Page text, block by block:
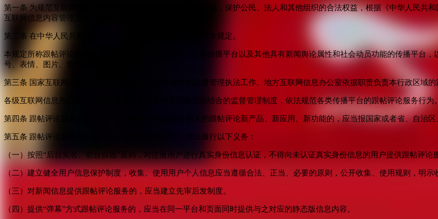
第一条 为规范互联网跟帖评论服务，维护国家安全和公共利益，保护公民、法人和其他组织的合法权益，根据《中华人民共
互联网信息内容管理工作的通知》，制定本规定。
第二条 在中华人民共和国境内提供跟帖评论服务，应当遵守本规定。
本规定所称跟帖评论服务，是指互联网站、应用程序、互动传播平台以及其他具有新闻舆论属性和社会动员功能的传播平台
号、表情、图片、音视频等信息的服务。
第三条 国家互联网信息办公室负责全国跟帖评论服务的监督管理执法工作。地方互联网信息办公室依据职责负责本行政区域
各级互联网信息办公室应当建立健全日常检查和定期检查相结合的监督管理制度，依法规范各类传播平台的跟帖评论服务行为
第四条 跟帖评论服务提供者提供互联网新闻信息服务相关的跟帖评论新产品、新应用、新功能的，应当报国家或者省、自治
第五条 跟帖评论服务提供者应当严格落实主体责任，依法履行以下义务：
（一）按照“后台实名、前台自愿”原则，对注册用户进行真实身份信息认证，不得向未认证真实身份信息的用户提供跟帖评论
（二）建立健全用户信息保护制度，收集、使用用户个人信息应当遵循合法、正当、必要的原则，公开收集、使用规则，明
（三）对新闻信息提供跟帖评论服务的，应当建立先审后发制度。
（四）提供“弹幕”方式跟帖评论服务的，应当在同一平台和页面同时提供与之对应的静态版信息内容。